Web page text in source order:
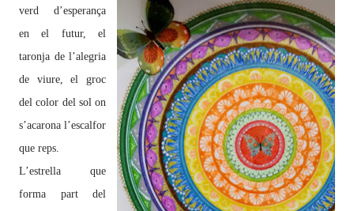
verd d’esperança
en el futur, el
taronja de l’alegria
de viure, el groc
del color del sol on
s’acarona l’escalfor
que reps.
L’estrella que
forma part del